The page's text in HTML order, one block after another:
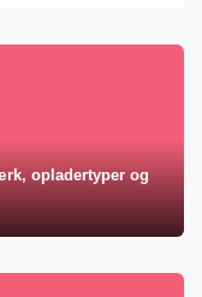
opladertyper og